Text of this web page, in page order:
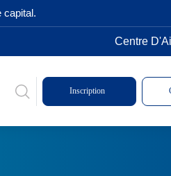
capital.
Centre
Inscription